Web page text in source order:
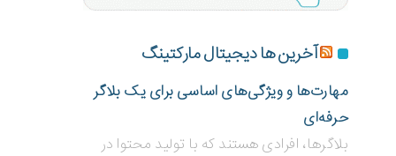
آخرین ها دیجیتال مارکتینگ
مهارت‌ها و ویژگی‌های اساسی برای یک بلاگر
حرفه‌ای
بلاگر‌ها، افرادی هستند که با تولید محتوا در